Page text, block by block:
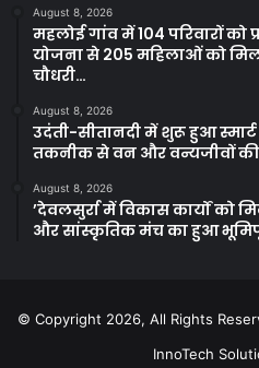
August 8, 2026
महलोई गांव में 104 परिवारों को
योजना से 205 महिलाओं को मिल
चौधरी…
August 8, 2026
उदंती-सीतानदी में शुरू हुआ
तकनीक से वन और वन्यजीवों की
August 8, 2026
’देवलसुर्रा में विकास कार्यों को
और सांस्कृतिक मंच का हुआ
© Copyright 2026, All Rights
InnoTech